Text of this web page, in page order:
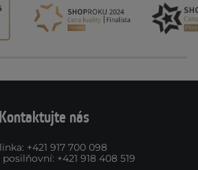
Kontaktujte nás
: +421 917 700 098
posilňovní: +421 918 408 519